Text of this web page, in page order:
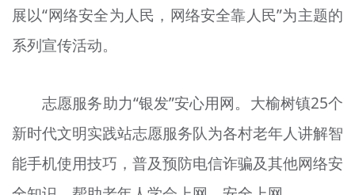
展以“网络安全为人民，网络安全靠人民”为主题的
系列宣传活动。
志愿服务助力“银发”安心用网。大榆树镇25个
新时代文明实践站志愿服务队为各村老年人讲解智
能手机使用技巧，普及预防电信诈骗及其他网络安